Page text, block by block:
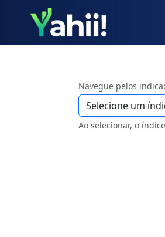
Navegue pelos
Ao selecionar, o